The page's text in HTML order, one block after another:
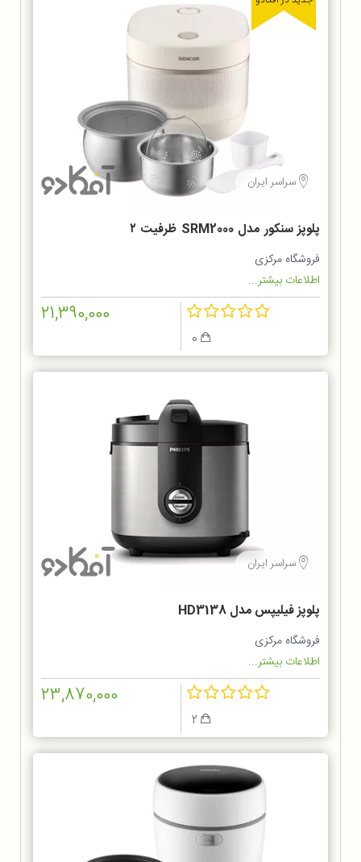
سراسر ایران
پلوپز سنکور مدل SRM2000 ظرفیت ۲
لیتر
فروشگاه مرکزی
اطلاعات بیشتر...
21,390,000
سراسر ایران
پلوپز فيليپس مدل HD3138
فروشگاه مرکزی
اطلاعات بیشتر...
23,870,000